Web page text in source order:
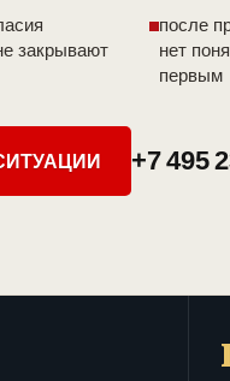
закрывают
после
нет
первым
+7 495